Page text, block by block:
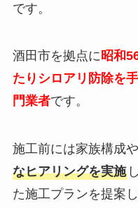
です。
酒田市を拠点に昭和
たりシロアリ防除を
門業者です。
施工前には家族構成
なヒアリングを実施
た施工プランを提案